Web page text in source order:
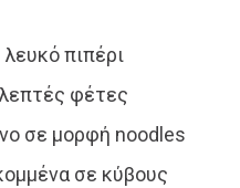
πιπέρι
λεπτές φέτες
σε μορφή noodles
σε κύβους